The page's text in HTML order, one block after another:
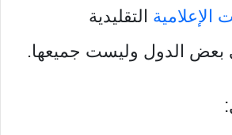
التقليدية
بعض الدول وليست جميعها.